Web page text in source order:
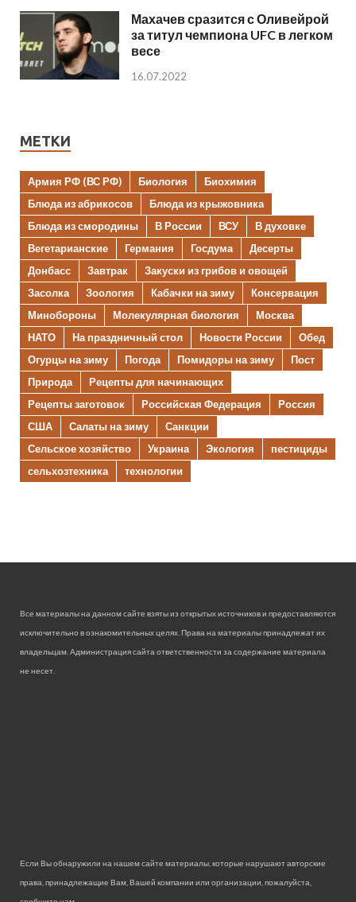
Махачев сразится с Оливейрой
за титул чемпиона UFC в легком
весе
16.07.2022
МЕТКИ
Армия РФ (ВС РФ) Биология
Биохимия
Блюда из абрикосов
Блюда из крыжовника
Блюда из смородины
В России ВСУ
В духовке
Вегетарианские
Германия Госдума
Десерты
Донбасс
Завтрак
Закуски из грибов и овощей
Засолка
Зоология Кабачки на зиму
Консервация
Минобороны
Молекулярная биология
Москва
НАТО
На праздничный стол Новости России
Обед
Огурцы на зиму
Погода Помидоры на зиму
Пост
Природа
Рецепты для начинающих
Рецепты заготовок
Российская Федерация
Россия
США
Салаты на зиму
Санкции
Сельское хозяйство
Украина Экология
пестициды
сельхозтехника
технологии
Все материалы на данном сайте взяты из открытых источников и предоставляются
исключительно в ознакомительных целях. Права на материалы принадлежат их
владельцам. Администрация сайта ответственности за содержание материала
не несет.
Если Вы обнаружили на нашем сайте материалы, которые нарушают авторские
права, принадлежащие Вам, Вашей компании или организации, пожалуйста,